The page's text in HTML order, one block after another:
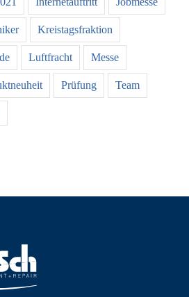
Kreistagsfraktion
Luftfracht Messe
Prüfung Team